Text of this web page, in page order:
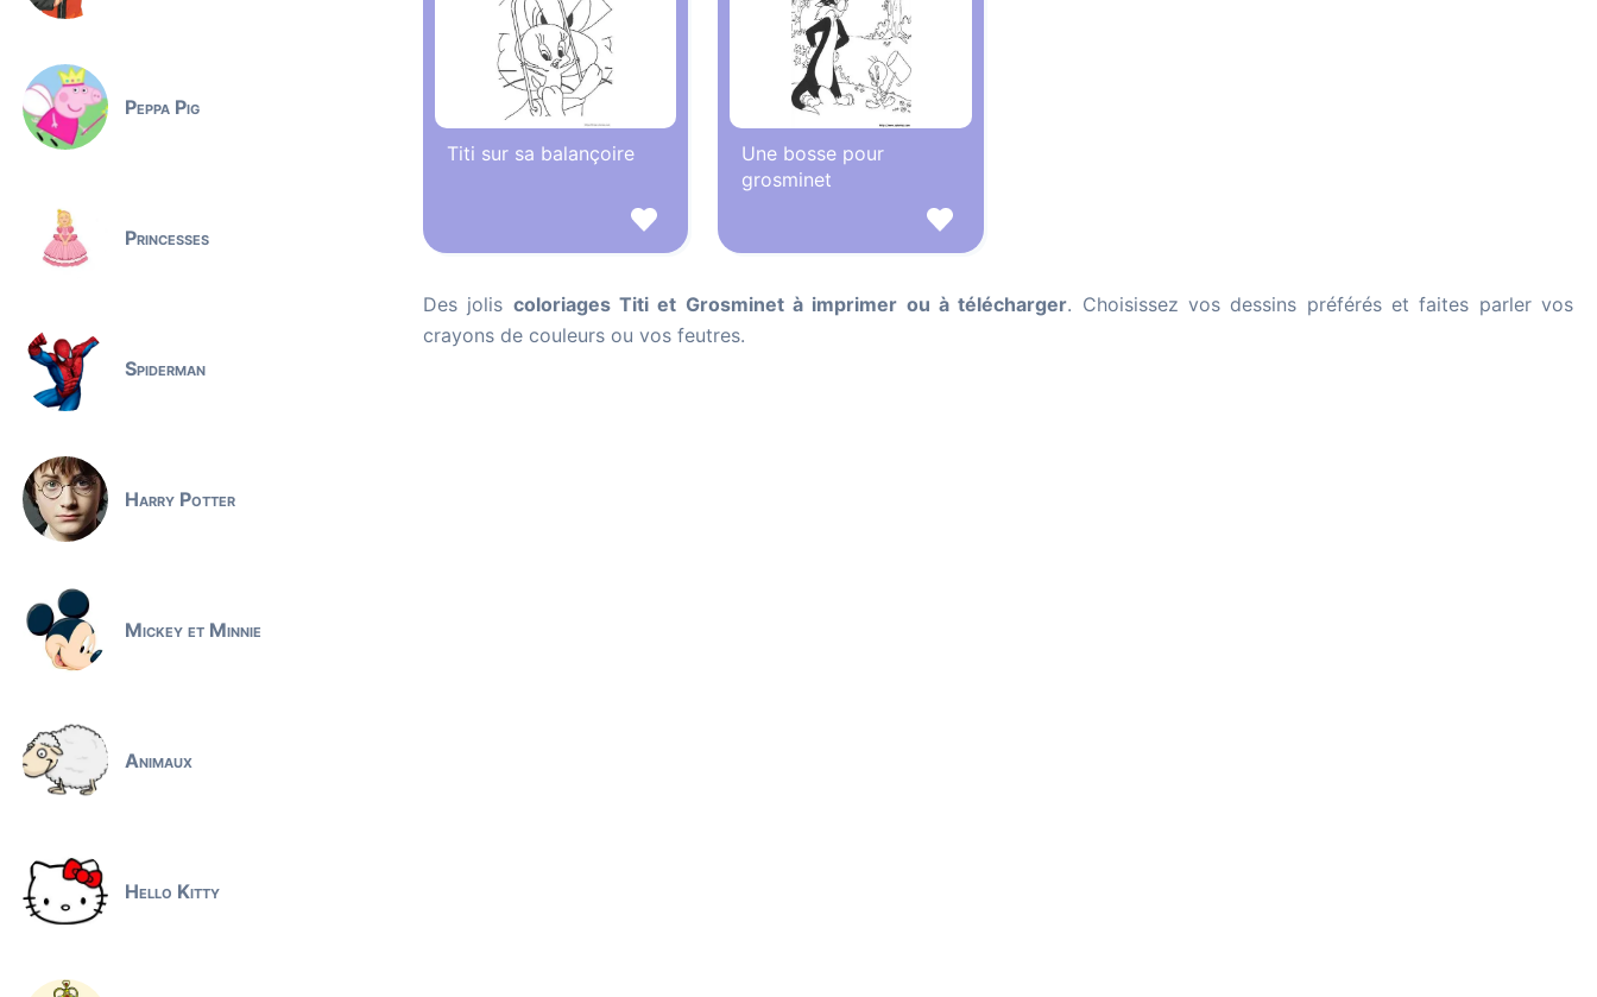
Peppa Pig
Princesses
Spiderman
Harry Potter
Mickey et Minnie
Animaux
Hello Kitty
Titi sur sa balançoire
Une bosse pour
grosminet
Des jolis coloriages Titi et Grosminet à imprimer ou à télécharger. Choisissez vos dessins préférés et faites parler vos
crayons de couleurs ou vos feutres.